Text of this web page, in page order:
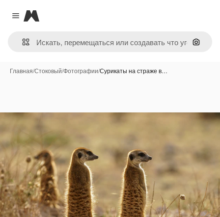
Close menu
Magnific
Поиск
Главная/Стоковый/Фотографии/Сурикаты на страже в…